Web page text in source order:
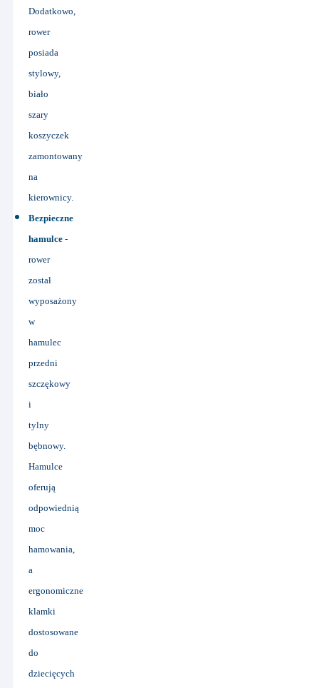
Dodatkowo,
rower
posiada
stylowy,
biało
szary
koszyczek
zamontowany
na
kierownicy.
Bezpieczne
hamulce -
rower
został
wyposażony
w
hamulec
przedni
szczękowy
i
tylny
bębnowy.
Hamulce
oferują
odpowiednią
moc
hamowania,
a
ergonomiczne
klamki
dostosowane
do
dziecięcych